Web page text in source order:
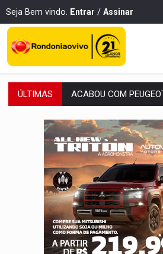
Seja Bem vindo. Entrar / Assinar
ÚLTIMAS VÍDEO:Ladrão é filmado
BOLSAS DE PESQUISA:
MATERIAL:Brasil tem grandes
VÍDEO:Serpente capturada
HOMENAGEM:Cientistas
VÍDEO:Líder religioso é preso
LEVANTAMENTO: Brasil